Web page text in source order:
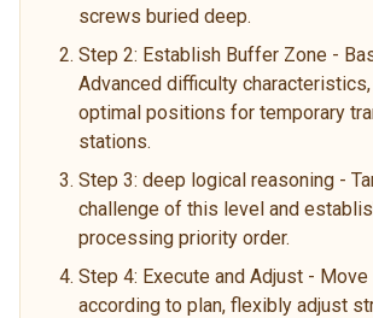
screws buried deep.
Step 2: Establish Buffer Zone -
Advanced difficulty
optimal positions for temporary
stations.
Step 3: deep logical reasoning -
challenge of this level and
processing priority order.
Step 4: Execute and Adjust -
according to plan, flexibly adjust